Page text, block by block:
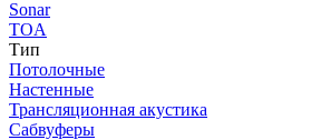
Sonar
TOA
Тип
Потолочные
Настенные
Трансляционная акустика
Сабвуферы